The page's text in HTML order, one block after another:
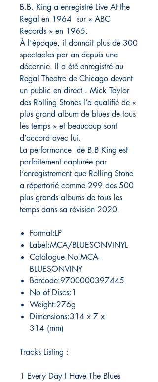
B.B. King a enregistré Live At the
Regal en 1964 sur « ABC
Records » en 1965.
À l'époque, il donnait plus de 300
spectacles par an depuis une
décennie. Il a été enregistré au
Regal Theatre de Chicago devant
un public en direct . Mick Taylor
des Rolling Stones l’a qualifié de «
plus grand album de blues de tous
les temps » et beaucoup sont
d’accord avec lui.
La performance de B.B King est
parfaitement capturée par
l’enregistrement que Rolling Stone
a répertorié comme 299 des 500
plus grands albums de tous les
temps dans sa révision 2020.
Format:LP
Label:MCA/BLUESONVINYL
Catalogue No:MCA-
BLUESONVINY
Barcode:9700000397445
No of Discs:1
Weight:276g
Dimensions:314 x 7 x
314 (mm)
Tracks Listing :
1 Every Day I Have The Blues